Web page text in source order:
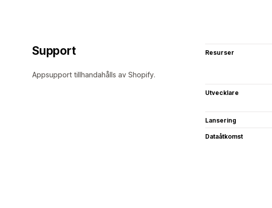
Support
Appsupport tillhandahålls av Shopify.
Resurser
Utvecklare
Lansering
Dataåtkomst